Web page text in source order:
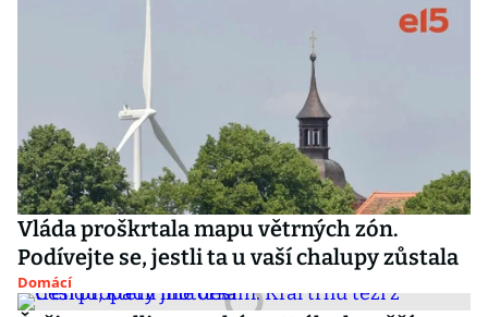
Vláda proškrtala mapu větrných zón.
Podívejte se, jestli ta u vaší chalupy zůstala
Domácí